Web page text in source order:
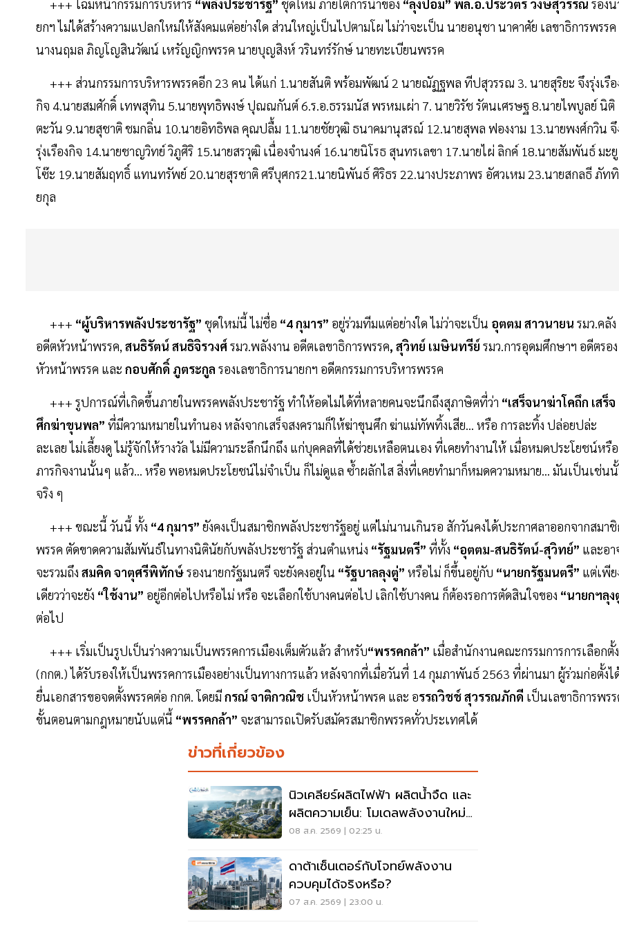
+++ โฉมหน้ากรรมการบริหาร “พลังประชารัฐ” ชุดใหม่ ภายใต้การนำของ “ลุงป้อม” พล.อ.ประวิตร วงษ์สุวรรณ รองน
ยกฯ ไม่ได้สร้างความแปลกใหม่ให้สังคมแต่อย่างใด ส่วนใหญ่เป็นไปตามโผ ไม่ว่าจะเป็น นายอนุชา นาคาศัย เลขาธิการพรรค
นางนฤมล ภิญโญสินวัฒน์ เหรัญญิกพรรค นายบุญสิงห์ วรินทร์รักษ์ นายทะเบียนพรรค
+++ ส่วนกรรมการบริหารพรรคอีก 23 คน ได้แก่ 1.นายสันติ พร้อมพัฒน์ 2 นายณัฏฐพล ทีปสุวรรณ 3. นายสุริยะ จึงรุ่งเรือ
กิจ 4.นายสมศักดิ์ เทพสุทิน 5.นายพุทธิพงษ์ ปุณณกันต์ 6.ร.อ.ธรรมนัส พรหมเผ่า 7. นายวิรัช รัตนเศรษฐ 8.นายไพบูลย์ นิติ
ตะวัน 9.นายสุชาติ ชมกลิ่น 10.นายอิทธิพล คุณปลื้ม 11.นายชัยวุฒิ ธนาคมานุสรณ์ 12.นายสุพล ฟองงาม 13.นายพงศ์กวิน จึ
รุ่งเรืองกิจ 14.นายชาญวิทย์ วิภูศิริ 15.นายสรวุฒิ เนื่องจำนงค์ 16.นายนิโรธ สุนทรเลขา 17.นายไผ่ ลิกค์ 18.นายสัมพันธ์ มะยู
โซ๊ะ 19.นายสัมฤทธิ์ แทนทรัพย์ 20.นายสุรชาติ ศรีบุศกร21.นายนิพันธ์ ศิริธร 22.นางประภาพร อัศวเหม 23.นายสกลธี ภัททิ
ยกุล
+++ “ผู้บริหารพลังประชารัฐ” ชุดใหม่นี้ ไม่ชื่อ “4 กุมาร” อยู่ร่วมทีมแต่อย่างใด ไม่ว่าจะเป็น อุตตม สาวนายน รมว.คลัง
อดีตหัวหน้าพรรค, สนธิรัตน์ สนธิจิรวงศ์รมว.พลังงาน อดีตเลขาธิการพรรค, สุวิทย์ เมษินทรีย์ รมว.การอุดมศึกษาฯ อดีตรอง
หัวหน้าพรรค และ กอบศักดิ์ ภูตระกูล รองเลขาธิการนายกฯ อดีตกรรมการบริหารพรรค
+++ รูปการณ์ที่เกิดขึ้นภายในพรรคพลังประชารัฐ ทำให้อดไม่ได้ที่หลายคนจะนึกถึงสุภาษิตที่ว่า “เสร็จนาฆ่าโคถึก เสร็จ
ศึกฆ่าขุนพล” ที่มีความหมายในทำนอง หลังจากเสร็จสงครามก็ให้ฆ่าขุนศึก ฆ่าแม่ทัพทิ้งเสีย... หรือ การละทิ้ง ปล่อยปล่ะ
ละเลย ไม่เลี้ยงดู ไม่รู้จักให้รางวัล ไม่มีความระลึกนึกถึง แก่บุคคลที่ได้ช่วยเหลือตนเอง ที่เคยทำงานให้ เมื่อหมดประโยชน์หรือ
ภารกิจงานนั้นๆ แล้ว... หรือ พอหมดประโยชน์ไม่จำเป็น ก็ไม่ดูแล ซ้ำผลักไส สิ่งที่เคยทำมาก็หมดความหมาย... มันเป็นเช่น
จริง ๆ
+++ ขณะนี้ วันนี้ ทั้ง “4 กุมาร” ยังคงเป็นสมาชิกพลังประชารัฐอยู่ แต่ไม่นานเกินรอ สักวันคงได้ประกาศลาออกจากสมา
พรรค ตัดขาดความสัมพันธ์ในทางนิตินัยกับพลังประชารัฐ ส่วนตำแหน่ง “รัฐมนตรี” ที่ทั้ง “อุตตม-สนธิรัตน์-สุวิทย์” และอา
จะรวมถึง สมคิด จาตุศรีพิทักษ์รองนายกรัฐมนตรี จะยังคงอยู่ใน “รัฐบาลลุงตู่” หรือไม่ ก็ขึ้นอยู่กับ “นายกรัฐมนตรี” แต่เพีย
เดียวว่าจะยัง “ใช้งาน” อยู่อีกต่อไปหรือไม่ หรือ จะเลือกใช้บางคนต่อไป เลิกใช้บางคน ก็ต้องรอการตัดสินใจของ “นายกฯลุง
ต่อไป
+++ เริ่มเป็นรูปเป็นร่างความเป็นพรรคการเมืองเต็มตัวแล้ว สำหรับ“พรรคกล้า” เมื่อสำนักงานคณะกรรมการการเลือกตั้ง
(กกต.) ได้รับรองให้เป็นพรรคการเมืองอย่างเป็นทางการแล้ว หลังจากที่เมื่อวันที่ 14 กุมภาพันธ์ 2563 ที่ผ่านมา ผู้ร่วมก่อตั้งไ
ยื่นเอกสารขอจดตั้งพรรคต่อ กกต. โดยมีกรณ์ จาติกวณิช เป็นหัวหน้าพรค และ อรรถวิชช์ สุวรรณภักดี เป็นเลขาธิการพร
ขั้นตอนตามกฎหมายนับแต่นี้ “พรรคกล้า” จะสามารถเปิดรับสมัครสมาชิกพรรคทั่วประเทศได้
ข่าวที่เกี่ยวข้อง
นิวเคลียร์ผลิตไฟฟ้า ผลิตน้ำจืด และ
ผลิตความเย็น: โมเดลพลังงานใหม่
สำหรับ AI Data Center แห่ง
08 ส.ค. 2569 | 02:25 น.
ดาต้าเซ็นเตอร์กับโจทย์พลังงาน
ควบคุมได้จริงหรือ?
07 ส.ค. 2569 | 23:00 น.